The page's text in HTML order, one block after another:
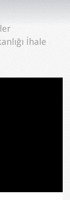
İhale